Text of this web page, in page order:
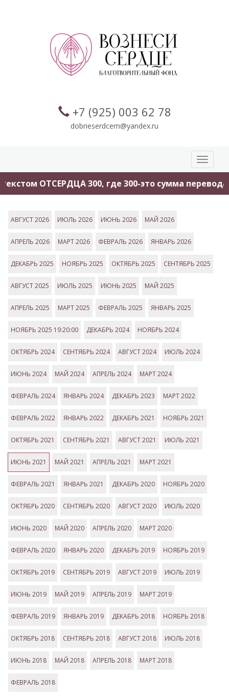
+7 (925) 003 62 78
dobrieserdcem@yandex.ru
Toggle
300, где 300-это сумма перевода.
АВГУСТ 2026 ИЮЛЬ 2026 ИЮНЬ 2026 МАЙ 2026
АПРЕЛЬ 2026 МАРТ 2026 ФЕВРАЛЬ 2026 ЯНВАРЬ 2026
ДЕКАБРЬ 2025 НОЯБРЬ 2025 ОКТЯБРЬ 2025 СЕНТЯБРЬ 2025
АВГУСТ 2025 ИЮЛЬ 2025 ИЮНЬ 2025 МАЙ 2025
АПРЕЛЬ 2025 МАРТ 2025 ФЕВРАЛЬ 2025 ЯНВАРЬ 2025
НОЯБРЬ 2025 19:20:00 ДЕКАБРЬ 2024 НОЯБРЬ 2024
ОКТЯБРЬ 2024 СЕНТЯБРЬ 2024 АВГУСТ 2024 ИЮЛЬ 2024
ИЮНЬ 2024 МАЙ 2024 АПРЕЛЬ 2024 МАРТ 2024
ФЕВРАЛЬ 2024 ЯНВАРЬ 2024 ДЕКАБРЬ 2023 МАРТ 2022
ФЕВРАЛЬ 2022 ЯНВАРЬ 2022 ДЕКАБРЬ 2021 НОЯБРЬ 2021
ОКТЯБРЬ 2021 СЕНТЯБРЬ 2021 АВГУСТ 2021 ИЮЛЬ 2021
ИЮНЬ 2021 МАЙ 2021 АПРЕЛЬ 2021 МАРТ 2021
ФЕВРАЛЬ 2021 ЯНВАРЬ 2021 ДЕКАБРЬ 2020 НОЯБРЬ 2020
ОКТЯБРЬ 2020 СЕНТЯБРЬ 2020 АВГУСТ 2020 ИЮЛЬ 2020
ИЮНЬ 2020 МАЙ 2020 АПРЕЛЬ 2020 МАРТ 2020
ФЕВРАЛЬ 2020 ЯНВАРЬ 2020 ДЕКАБРЬ 2019 НОЯБРЬ 2019
ОКТЯБРЬ 2019 СЕНТЯБРЬ 2019 АВГУСТ 2019 ИЮЛЬ 2019
ИЮНЬ 2019 МАЙ 2019 АПРЕЛЬ 2019 МАРТ 2019
ФЕВРАЛЬ 2019 ЯНВАРЬ 2019 ДЕКАБРЬ 2018 НОЯБРЬ 2018
ОКТЯБРЬ 2018 СЕНТЯБРЬ 2018 АВГУСТ 2018 ИЮЛЬ 2018
ИЮНЬ 2018 МАЙ 2018 АПРЕЛЬ 2018 МАРТ 2018
ФЕВРАЛЬ 2018